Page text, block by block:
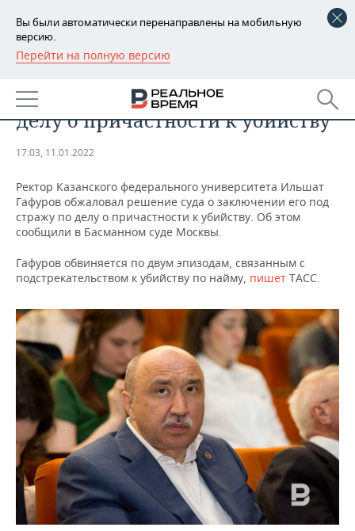
Вы были автоматически перенаправлены на мобильную
версию.
Перейти на полную версию
РЕГИОНЫ
БАШКОРТОСТАН
ТАТАРСТАН
НОВОСТИ
АНАЛИТИКА
ДЕКЛАРАЦИИ О ДОХОДАХ
КОРОЛИ ГОСЗАКАЗА ПФО
ВУЗЫ ТАТАРСТАНА
КОМУ ПРИНАДЛЕЖАТ
ТОРГОВЫЕ ЦЕНТРЫ
ТАТАРСТАНА
НОВОСТИ ЭКОНОМИКИ
ФИНАНСЫ
БАНКИ
БЮДЖЕТ
ИНВЕСТИЦИИ
ПРОМЫШЛЕННОСТЬ
НОВОСТИ
АГРОПРОМ
МАШИНОСТРОЕНИЕ
НЕФТЕХИМИЯ
НЕФТЬ
ОПК
ЭНЕРГЕТИКА
НЕДВИЖИМОСТЬ
НОВОСТИ НЕДВИЖИМОСТИ
АВТО
НОВОСТИ АВТО
БИЗНЕС
НОВОСТИ БИЗНЕСА
РОЗНИЧНАЯ ТОРГОВЛЯ
ТРАНСПОРТ
УСЛУГИ
ТЕХНОЛОГИИ
НОВОСТИ ТЕХНОЛОГИЙ
IT
МЕДИА
ТЕЛЕКОММУНИКАЦИИ
МЕРОПРИЯТИЯ
НОВОСТИ МЕРОПРИЯТИЙ
ВЫЕЗДНАЯ РЕДАКЦИЯ
БИЗНЕС-БРАНЧИ
СПОРТ
НОВОСТИ СПОРТА
ФУТБОЛ
ОБЩЕСТВО
НОВОСТИ ОБЩЕСТВА
ФОТОГАЛЕРЕЯ
Гафуров обжаловал арест по
делу о причастности к убийству
17:03, 11.01.2022
Ректор Казанского федерального университета Ильшат
Гафуров обжаловал решение суда о заключении его под
стражу по делу о причастности к убийству. Об этом
сообщили в Басманном суде Москвы.
Гафуров обвиняется по двум эпизодам, связанным с
подстрекательством к убийству по найму, пишет ТАСС.